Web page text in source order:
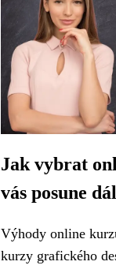
Jak vybrat
vás posune dál
Výhody online
kurzy grafického